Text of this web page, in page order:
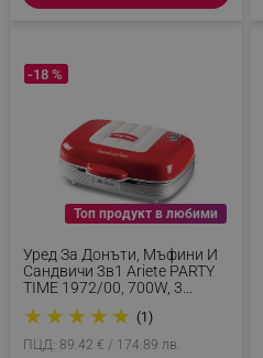
Топ продукт в любими
Уред За Донъти, Мъфини И
Сандвичи 3в1 Ariete PARTY
TIME 1972/00, 700W, 3
Сменяеми Плочи,
Индикатори, Червен
★ ★ ★ ★ ★ (1)
-18 %
ПЦД: 89.42 € / 174.89 лв.